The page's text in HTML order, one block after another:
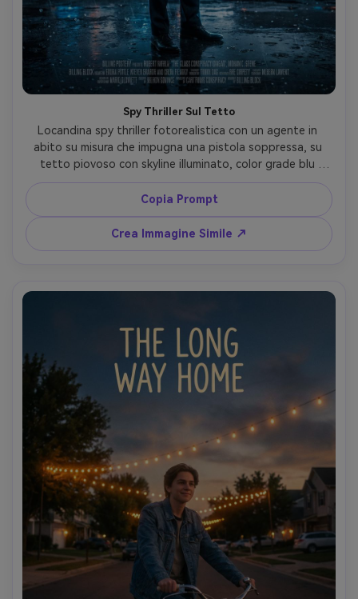
Spy Thriller Sul Tetto
Locandina spy thriller fotorealistica con un agente in
abito su misura che impugna una pistola soppressa, su
tetto piovoso con skyline illuminato, color grade blu
freddo, forte controluce, gocce di pioggia sospese,
scattata con Canon EOS R5 85mm f/1.2, inquadratura tre
quarti, mood intenso cinematografico, spazio in alto per
titolo, blocco crediti in basso, realismo editoriale nitido -
-ar 4:5
Copia Prompt
Crea Immagine Simile ↗